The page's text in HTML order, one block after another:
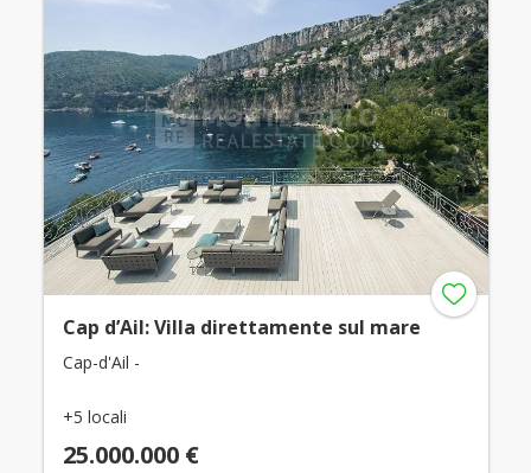
Cap d’Ail: Villa direttamente sul mare
Cap-d'Ail -
+5 locali
25.000.000 €